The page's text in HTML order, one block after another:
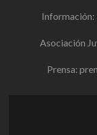
Información:
Asociación
Prensa: